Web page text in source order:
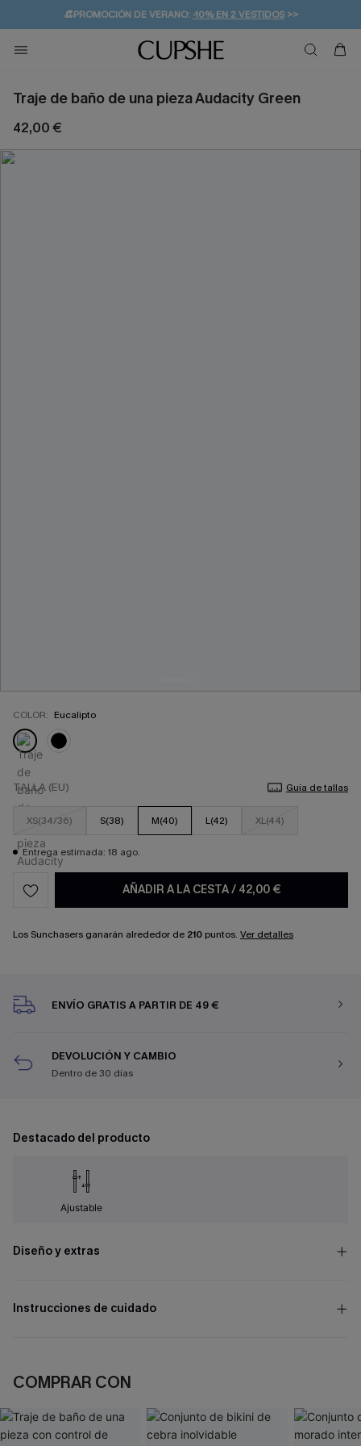
👒PROMOCIÓN DE VERANO:-10% EN 2 VESTIDOS>>
💌¡SUSCRIBIRSE & GANAR -10% EXTRA!
🚚ENVÍO GRATUITO A PARTIR DE 49 € >>
Traje de baño de una pieza Audacity Green
42,00 €
COLOR: Eucalipto
TALLA (EU) Guía de tallas
XS(34/36) S(38) M(40) L(42) XL(44)
Entrega estimada: 18 ago.
AÑADIR A LA CESTA/ 42,00 €
Los Sunchasers ganarán alrededor de 210 puntos. Ver detalles
ENVÍO GRATIS A PARTIR DE 49 €
DEVOLUCIÓN Y CAMBIO
Dentro de 30 días
Destacado del producto
Ajustable
Diseño y extras
Instrucciones de cuidado
COMPRAR CON